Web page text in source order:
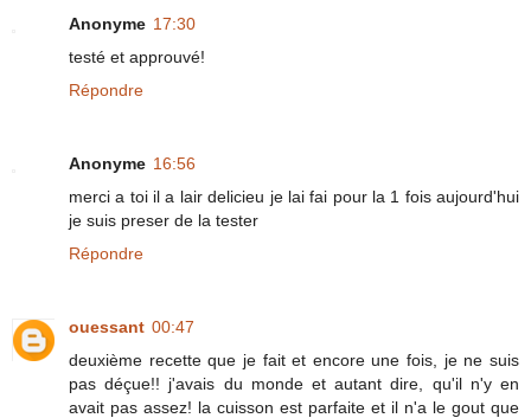
Anonyme 17:30
testé et approuvé!
Répondre
Anonyme 16:56
merci a toi il a lair delicieu je lai fai pour la 1 fois aujourd'hui
je suis preser de la tester
Répondre
ouessant 00:47
deuxième recette que je fait et encore une fois, je ne suis
pas déçue!! j'avais du monde et autant dire, qu'il n'y en
avait pas assez! la cuisson est parfaite et il n'a le gout que